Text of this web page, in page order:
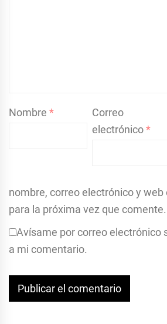
Nombre *
Correo
electrónico*
nombre, correo electrónico y
para la próxima vez que comente.
Avísame por correo electrónico
a mi comentario.